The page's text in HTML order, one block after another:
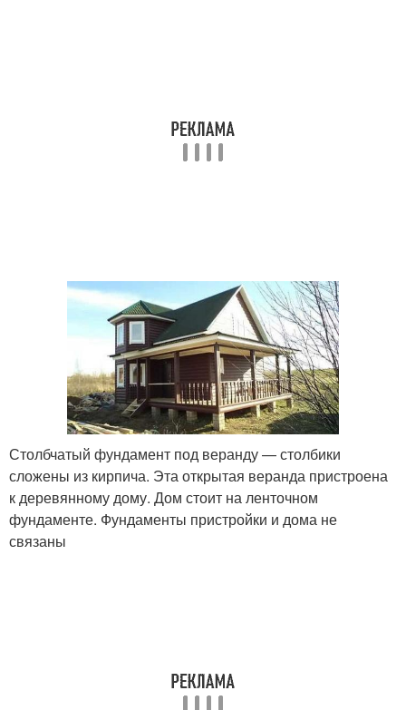
Столбчатый фундамент под веранду — столбики
сложены из кирпича. Эта открытая веранда пристроена
к деревянному дому. Дом стоит на ленточном
фундаменте. Фундаменты пристройки и дома не
связаны